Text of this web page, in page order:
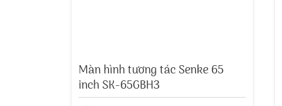
Màn hình tương tác Senke 65
inch SK-65GBH3